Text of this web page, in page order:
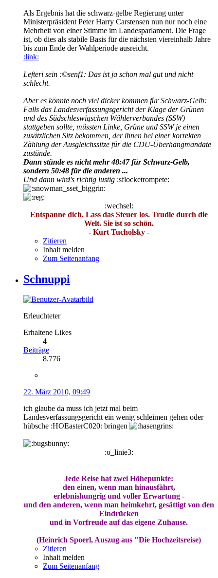
Als Ergebnis hat die schwarz-gelbe Regierung unter
Ministerpräsident Peter Harry Carstensen nun nur noch eine
Mehrheit von einer Stimme im Landesparlament. Die Frage
ist, ob dies als stabile Basis für die nächsten viereinhalb Jahre
bis zum Ende der Wahlperiode ausreicht.
:link:
Lefteri sein :©senf1: Das ist ja schon mal gut und nicht
schlecht.
Aber es könnte noch viel dicker kommen für Schwarz-Gelb:
Falls das Landesverfassungsgericht der Klage der Grünen
und des Südschleswigschen Wählerverbandes (SSW)
stattgeben sollte, müssten Linke, Grüne und SSW je einen
zusätzlichen Sitz bekommen, der ihnen bei einer korrekten
Zählung der Ausgleichssitze für die CDU-Überhangmandate
zustünde.
Dann stünde es nicht mehr 48:47 für Schwarz-Gelb,
sondern 50:48 für die anderen ...
Und dann wird's richtig lustig :sflocketrompete:
:wechsel:
Entspanne dich. Lass das Steuer los. Trudle durch die
Welt. Sie ist so schön.
- Kurt Tucholsky -
Zitieren
Inhalt melden
Zum Seitenanfang
Schnuppi
Erleuchteter
Erhaltene Likes
4
Beiträge
8.776
22. März 2010, 09:49
ich glaube da muss ich jetzt mal beim
Landesverfassungsgericht ein wenig schleimen gehen oder
hübsche :HOEasterC020: bringen
:o_linie3:
Jede Reise hat zwei Höhepunkte:
den einen, wenn man hinausfährt,
erlebnishungrig und voller Erwartung -
und den anderen, wenn man heimkehrt, gesättigt von den
Eindrücken
und in Vorfreude auf das eigene Zuhause.
(Heinrich Spoerl, Auszug aus "Die Hochzeitsreise)
Zitieren
Inhalt melden
Zum Seitenanfang